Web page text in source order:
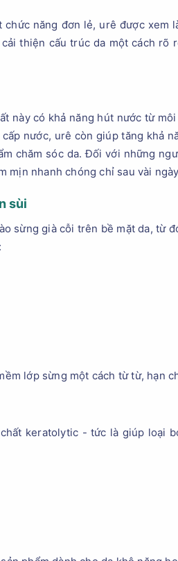
năng đơn lẻ, urê được xem
thiện cấu trúc da một cách
này có khả năng hút nước từ
nước, urê còn giúp tăng khả
chăm sóc da. Đối với những
mịn nhanh chóng chỉ sau vài
sùi
sừng già cỗi trên bề mặt da, từ
lớp sừng một cách từ từ, hạn
keratolytic - tức là giúp loại